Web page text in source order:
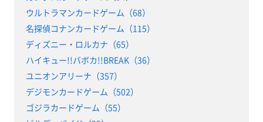
ウルトラマンカードゲーム（68）
名探偵コナンカードゲーム（115）
ディズニー・ロルカナ（65）
ハイキュー!!バボカ!!BREAK（36）
ユニオンアリーナ（357）
デジモンカードゲーム（502）
ゴジラカードゲーム（55）